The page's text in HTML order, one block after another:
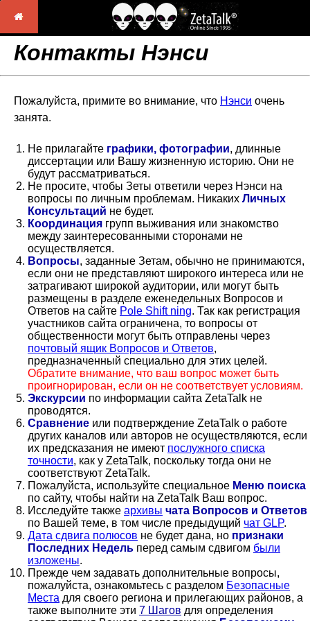
Контакты Нэнси
Пожалуйста, примите во внимание, что Нэнси очень
занята.
Не прилагайте графики, фотографии, длинные
диссертации или Вашу жизненную историю. Они не
будут рассматриваться.
Не просите, чтобы Зеты ответили через Нэнси на
вопросы по личным проблемам. Никаких Личных
Консультаций не будет.
Координация групп выживания или знакомство
между заинтересованными сторонами не
осуществляется.
Вопросы, заданные Зетам, обычно не принимаются,
если они не представляют широкого интереса или не
затрагивают широкой аудитории, или могут быть
размещены в разделе еженедельных Вопросов и
Ответов на сайте Pole Shift ning. Так как регистрация
участников сайта ограничена, то вопросы от
общественности могут быть отправлены через
почтовый ящик Вопросов и Ответов,
предназначенный специально для этих целей.
Обратите внимание, что ваш вопрос может быть
проигнорирован, если он не соответствует условиям.
Экскурсии по информации сайта ZetaTalk не
проводятся.
Сравнение или подтверждение ZetaTalk о работе
других каналов или авторов не осуществляются, если
их предсказания не имеют послужного списка
точности, как у ZetaTalk, поскольку тогда они не
соответствуют ZetaTalk.
Пожалуйста, используйте специальное Меню поиска
по сайту, чтобы найти на ZetaTalk Ваш вопрос.
Исследуйте также архивы чата Вопросов и Ответов
по Вашей теме, в том числе предыдущий чат GLP.
Дата сдвига полюсов не будет дана, но признаки
Последних Недель перед самым сдвигом были
изложены.
Прежде чем задавать дополнительные вопросы,
пожалуйста, ознакомьтесь с разделом Безопасные
Места для своего региона и прилегающих районов, а
также выполните эти 7 Шагов для определения